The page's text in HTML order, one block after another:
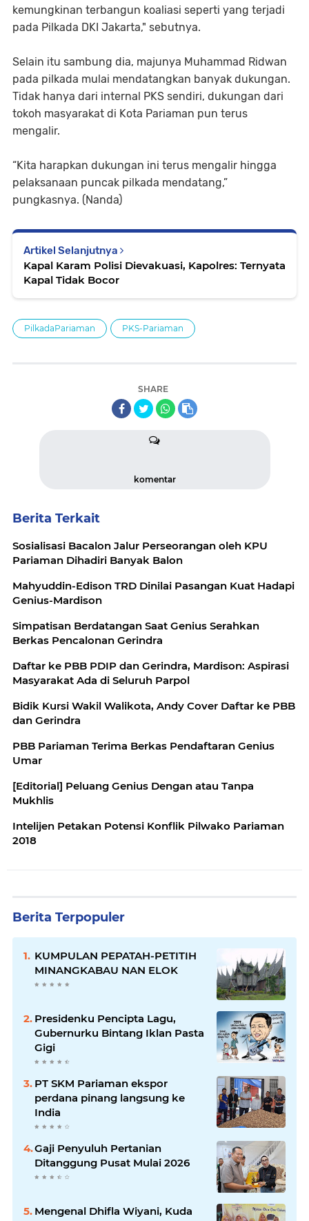
kemungkinan terbangun koaliasi seperti yang terjadi
pada Pilkada DKI Jakarta," sebutnya.
Selain itu sambung dia, majunya Muhammad Ridwan
pada pilkada mulai mendatangkan banyak dukungan.
Tidak hanya dari internal PKS sendiri, dukungan dari
tokoh masyarakat di Kota Pariaman pun terus
mengalir.
“Kita harapkan dukungan ini terus mengalir hingga
pelaksanaan puncak pilkada mendatang,”
pungkasnya. (Nanda)
Artikel Selanjutnya
Kapal Karam Polisi Dievakuasi, Kapolres: Ternyata
Kapal Tidak Bocor
PilkadaPariaman PKS-Pariaman
SHARE
komentar
Berita Terkait
Sosialisasi Bacalon Jalur Perseorangan oleh KPU
Pariaman Dihadiri Banyak Balon
Mahyuddin-Edison TRD Dinilai Pasangan Kuat Hadapi
Genius-Mardison
Simpatisan Berdatangan Saat Genius Serahkan
Berkas Pencalonan Gerindra
Daftar ke PBB PDIP dan Gerindra, Mardison: Aspirasi
Masyarakat Ada di Seluruh Parpol
Bidik Kursi Wakil Walikota, Andy Cover Daftar ke PBB
dan Gerindra
PBB Pariaman Terima Berkas Pendaftaran Genius
Umar
[Editorial] Peluang Genius Dengan atau Tanpa
Mukhlis
Intelijen Petakan Potensi Konflik Pilwako Pariaman
2018
Berita Terpopuler
KUMPULAN PEPATAH-PETITIH
MINANGKABAU NAN ELOK
Presidenku Pencipta Lagu,
Gubernurku Bintang Iklan Pasta
Gigi
PT SKM Pariaman ekspor
perdana pinang langsung ke
India
Gaji Penyuluh Pertanian
Ditanggung Pusat Mulai 2026
Mengenal Dhifla Wiyani, Kuda